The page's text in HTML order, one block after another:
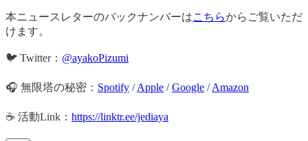
本ニュースレターのバックナンバーはこちらからご覧いただ
けます。
🐦 Twitter： @ayakoPizumi
🎧 無限塔の秘密： Spotify /Apple /Google /Amazon
☕️ 活動Link： https://linktr.ee/jediaya